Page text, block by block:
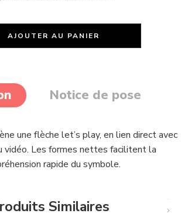
AJOUTER AU PANIER
Notice de pose
une flèche let’s play, en lien direct avec
vidéo. Les formes nettes facilitent la
rapide du symbole.
Similaires